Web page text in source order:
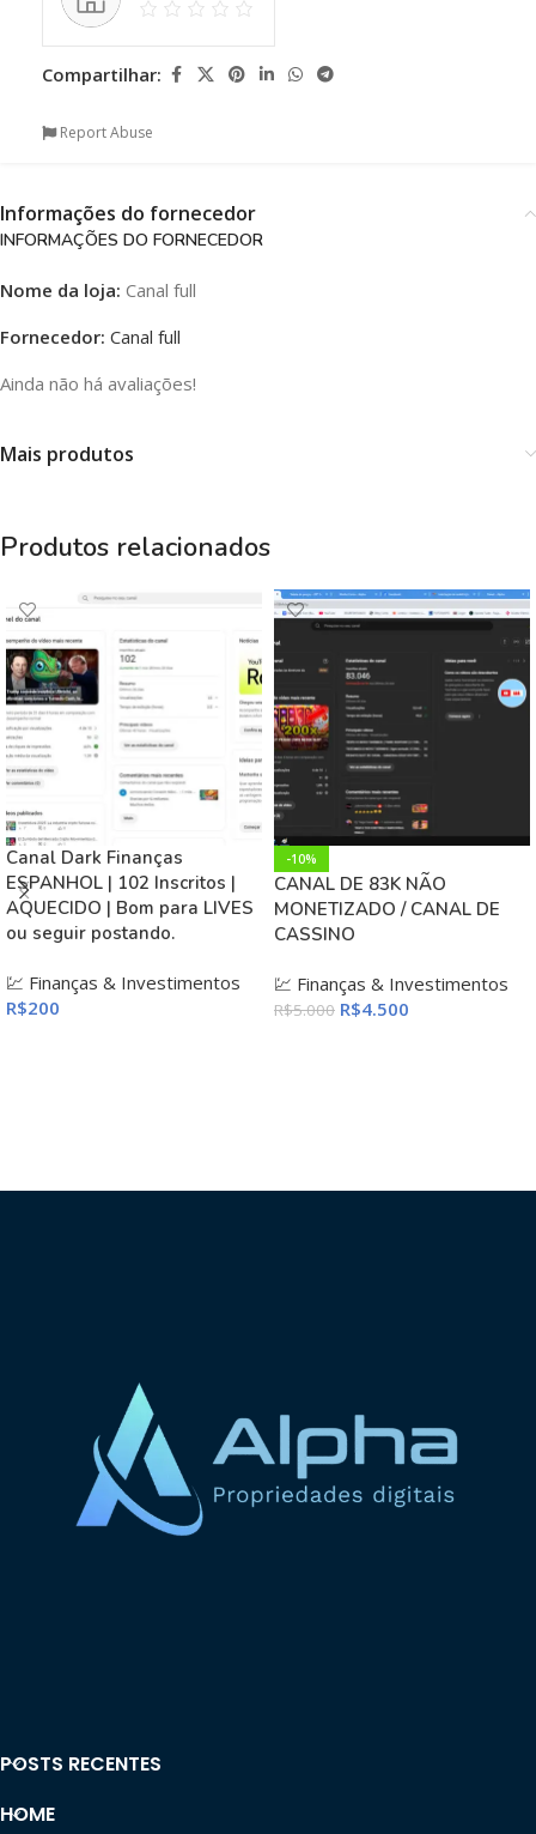
Compartilhar:
Report Abuse
Informações do fornecedor
INFORMAÇÕES DO FORNECEDOR
Nome da loja: Canal full
Fornecedor: Canal full
Ainda não há avaliações!
Mais produtos
Produtos relacionados
Canal Dark Finanças
ESPANHOL | 102 Inscritos |
AQUECIDO | Bom para LIVES
ou seguir postando.
💹 Finanças & Investimentos
R$200
-10%
CANAL DE 83K NÃO
MONETIZADO / CANAL DE
CASSINO
💹 Finanças & Investimentos
R$5.000 R$4.500
POSTS RECENTES
HOME